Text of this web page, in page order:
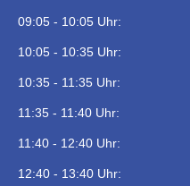
09:05 - 10:05 Uhr:
10:05 - 10:35 Uhr:
10:35 - 11:35 Uhr:
11:35 - 11:40 Uhr:
11:40 - 12:40 Uhr:
12:40 - 13:40 Uhr: